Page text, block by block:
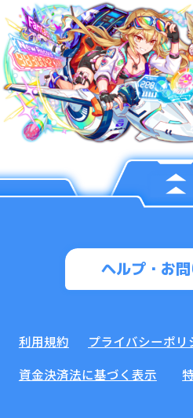
ヘルプ・お
利用規約 プライバシーポリ
資金決済法に基づく表示